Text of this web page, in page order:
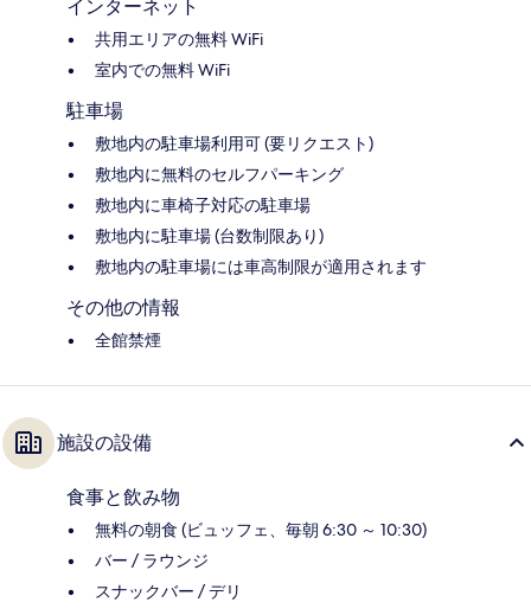
インターネット
共用エリアの無料 WiFi
室内での無料 WiFi
駐車場
敷地内の駐車場利用可 (要リクエスト)
敷地内に無料のセルフパーキング
敷地内に車椅子対応の駐車場
敷地内に駐車場 (台数制限あり)
敷地内の駐車場には車高制限が適用されます
その他の情報
全館禁煙
施設の設備
食事と飲み物
無料の朝食 (ビュッフェ、毎朝 6:30 ～ 10:30)
バー / ラウンジ
スナックバー / デリ